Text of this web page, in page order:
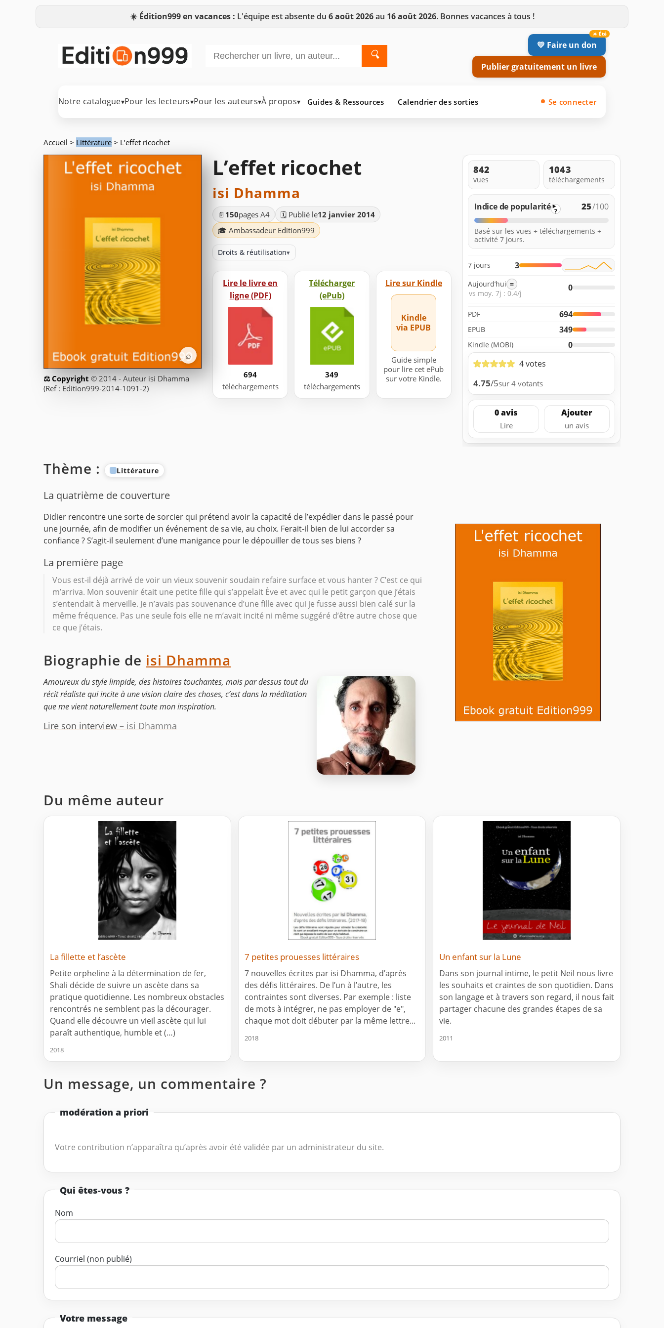
☀️ Édition999 en vacances : L'équipe est absente du 6 août 2026au 16 août 2026. Bonnes vacances à tous !
🔍
💛 Faire un don
Publier gratuitement un livre
Notre catalogue▾Pour les lecteurs▾Pour les auteurs▾À propos▾ Guides & Ressources Calendrier des sorties Se connecter
Accueil > Littérature > L’effet ricochet
⌕
© 2014 - Auteur isi Dhamma
(Ref : Edition999-2014-1091-2)
L’effet ricochet
isi Dhamma
📄 150pages A4 🗓️ Publié le12 janvier 2014
🎓 Ambassadeur Edition999
Droits & réutilisation▾
Lire le livre en
ligne (PDF)
694
téléchargements
Télécharger
(ePub)
349
téléchargements
Lire sur Kindle
Kindle
via EPUB
Guide simple
pour lire cet ePub
sur votre Kindle.
842
vues
1043
téléchargements
Indice de popularité ? 25/100
Basé sur les vues + téléchargements +
activité 7 jours.
7 jours 3
Aujourd’hui =
vs moy. 7j : 0.4/j
0
PDF 694
EPUB 349
Kindle (MOBI)
0
4 votes
4.75/5sur 4 votants
0 avis
Lire
Ajouter
un avis
Thème : Littérature
La quatrième de couverture
Didier rencontre une sorte de sorcier qui prétend avoir la capacité de l’expédier dans le passé pour
une journée, afin de modifier un événement de sa vie, au choix. Ferait-il bien de lui accorder sa
confiance ? S’agit-il seulement d’une manigance pour le dépouiller de tous ses biens ?
La première page
Vous est-il déjà arrivé de voir un vieux souvenir soudain refaire surface et vous hanter ? C’est ce qui
m’arriva. Mon souvenir était une petite fille qui s’appelait Ève et avec qui le petit garçon que j’étais
s’entendait à merveille. Je n’avais pas souvenance d’une fille avec qui je fusse aussi bien calé sur la
même fréquence. Pas une seule fois elle ne m’avait incité ni même suggéré d’être autre chose que
ce que j’étais.
Biographie de isi Dhamma
Amoureux du style limpide, des histoires touchantes, mais par dessus tout du
récit réaliste qui incite à une vision claire des choses, c’est dans la méditation
que me vient naturellement toute mon inspiration.
Lire son interview – isi Dhamma
Du même auteur
La fillette et l’ascète
Petite orpheline à la détermination de fer,
Shali décide de suivre un ascète dans sa
pratique quotidienne. Les nombreux obstacles
rencontrés ne semblent pas la décourager.
Quand elle découvre un vieil ascète qui lui
paraît authentique, humble et (…)
2018
7 petites prouesses littéraires
7 nouvelles écrites par isi Dhamma, d’après
des défis littéraires. De l’un à l’autre, les
contraintes sont diverses. Par exemple : liste
de mots à intégrer, ne pas employer de "e",
chaque mot doit débuter par la même lettre...
2018
Un enfant sur la Lune
Dans son journal intime, le petit Neil nous livre
les souhaits et craintes de son quotidien. Dans
son langage et à travers son regard, il nous fait
partager chacune des grandes étapes de sa
vie.
2011
Un message, un commentaire ?
modération a priori
Votre contribution n’apparaîtra qu’après avoir été validée par un administrateur du site.
Qui êtes-vous ?
Nom
Courriel (non publié)
Votre message